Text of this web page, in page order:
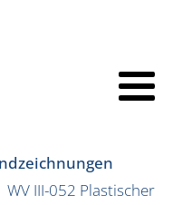
WV III-052 Plastischer